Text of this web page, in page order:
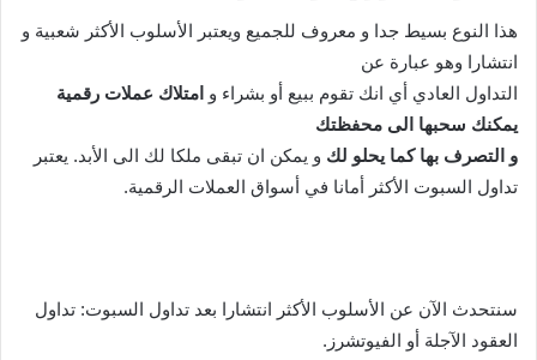
هذا النوع بسيط جدا و معروف للجميع ويعتبر الأسلوب الأكثر شعبية و
انتشارا وهو عبارة عن
التداول العادي أي انك تقوم ببيع أو بشراء و امتلاك عملات رقمية
يمكنك سحبها الى محفظتك
و التصرف بها كما يحلو لك و يمكن ان تبقى ملكا لك الى الأبد. يعتبر
تداول السبوت الأكثر أمانا في أسواق العملات الرقمية.
سنتحدث الآن عن الأسلوب الأكثر انتشارا بعد تداول السبوت: تداول
العقود الآجلة أو الفيوتشرز.